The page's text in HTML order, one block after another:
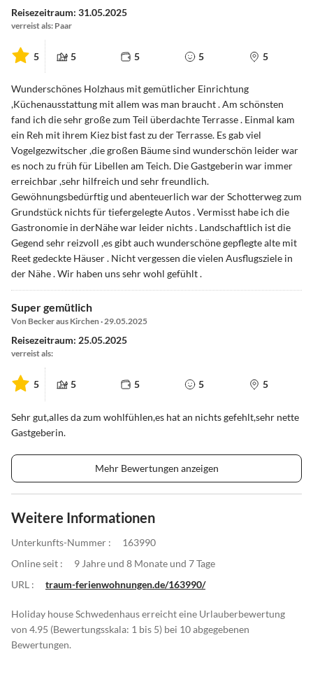
Reisezeitraum: 31.05.2025
verreist als: Paar
5 5 5 5 5
Wunderschönes Holzhaus mit gemütlicher Einrichtung
,Küchenausstattung mit allem was man braucht . Am schönsten
fand ich die sehr große zum Teil überdachte Terrasse . Einmal kam
ein Reh mit ihrem Kiez bist fast zu der Terrasse. Es gab viel
Vogelgezwitscher ,die großen Bäume sind wunderschön leider war
es noch zu früh für Libellen am Teich. Die Gastgeberin war immer
erreichbar ,sehr hilfreich und sehr freundlich.
Gewöhnungsbedürftig und abenteuerlich war der Schotterweg zum
Grundstück nichts für tiefergelegte Autos . Vermisst habe ich die
Gastronomie in derNähe war leider nichts . Landschaftlich ist die
Gegend sehr reizvoll ,es gibt auch wunderschöne gepflegte alte mit
Reet gedeckte Häuser . Nicht vergessen die vielen Ausflugsziele in
der Nähe . Wir haben uns sehr wohl gefühlt .
Super gemütlich
Von Becker aus Kirchen · 29.05.2025
Reisezeitraum: 25.05.2025
verreist als:
5 5 5 5 5
Sehr gut,alles da zum wohlfühlen,es hat an nichts gefehlt,sehr nette
Gastgeberin.
Mehr Bewertungen anzeigen
Weitere Informationen
Unterkunfts-Nummer :
163990
Online seit :
9 Jahre und 8 Monate und 7 Tage
URL :
traum-ferienwohnungen.de/163990/
Holiday house Schwedenhaus erreicht eine Urlauberbewertung
von 4.95 (Bewertungsskala: 1 bis 5) bei 10 abgegebenen
Bewertungen.